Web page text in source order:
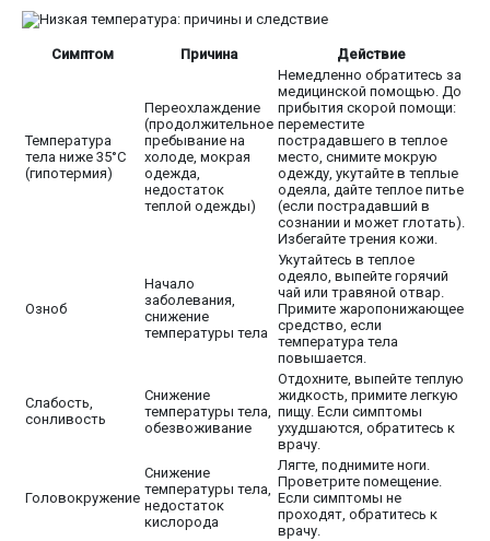
Симптом Причина Действие
Температура
тела ниже 35°C
(гипотермия)
Переохлаждение
(продолжительное
пребывание на
холоде, мокрая
одежда,
недостаток
теплой одежды)
Немедленно обратитесь за
медицинской помощью. До
прибытия скорой помощи:
переместите
пострадавшего в теплое
место, снимите мокрую
одежду, укутайте в теплые
одеяла, дайте теплое питье
(если пострадавший в
сознании и может глотать).
Избегайте трения кожи.
Озноб
Начало
заболевания,
снижение
температуры тела
Укутайтесь в теплое
одеяло, выпейте горячий
чай или травяной отвар.
Примите жаропонижающее
средство, если
температура тела
повышается.
Слабость,
сонливость
Снижение
температуры тела,
обезвоживание
Отдохните, выпейте теплую
жидкость, примите легкую
пищу. Если симптомы
ухудшаются, обратитесь к
врачу.
Головокружение
Снижение
температуры тела,
недостаток
кислорода
Лягте, поднимите ноги.
Проветрите помещение.
Если симптомы не
проходят, обратитесь к
врачу.